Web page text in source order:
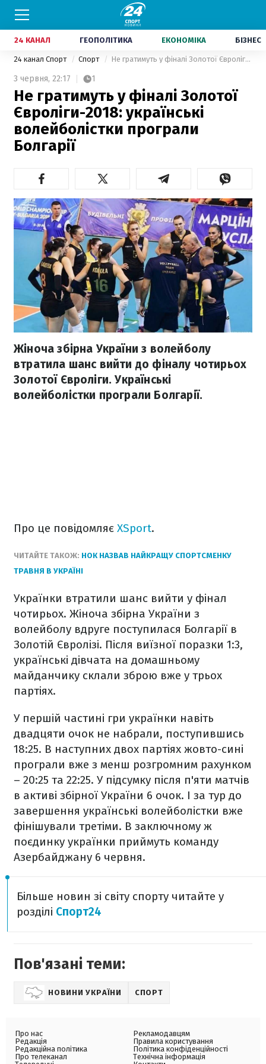
24 КАНАЛ ГЕОПОЛІТИКА ЕКОНОМІКА БІЗНЕС
24 канал Спорт Спорт Не гратимуть у фіналі Золотої Євроліги-2018: українські волейболістки програли Болгарії
3 червня, 22:17 1
Не гратимуть у фіналі Золотої
Євроліги-2018: українські
волейболістки програли
Болгарії
Жіноча збірна України з волейболу
втратила шанс вийти до фіналу чотирьох
Золотої Євроліги. Українські
волейболістки програли Болгарії.
Про це повідомляє XSport.
ЧИТАЙТЕ ТАКОЖ: НОК НАЗВАВ НАЙКРАЩУ СПОРТСМЕНКУ
ТРАВНЯ В УКРАЇНІ
Українки втратили шанс вийти у фінал
чотирьох. Жіноча збірна України з
волейболу вдруге поступилася Болгарії в
Золотій Євролізі. Після виїзної поразки 1:3,
українські дівчата на домашньому
майданчику склали зброю вже у трьох
партіях.
У першій частині гри українки навіть
двадцяти очок не набрали, поступившись
18:25. В наступних двох партіях жовто-сині
програли вже з менш розгромним рахунком
– 20:25 та 22:25. У підсумку після п'яти матчів
в активі збірної України 6 очок. І за тур до
завершення українські волейболістки вже
фінішували третіми. В заключному ж
поєдинку українки приймуть команду
Азербайджану 6 червня.
Більше новин зі світу спорту читайте у
розділі Спорт24
Пов'язані теми:
НОВИНИ УКРАЇНИ СПОРТ
Про нас
Редакція
Редакційна політика
Про телеканал
Рекламодавцям
Правила користування
Політика конфіденційності
Технічна інформація